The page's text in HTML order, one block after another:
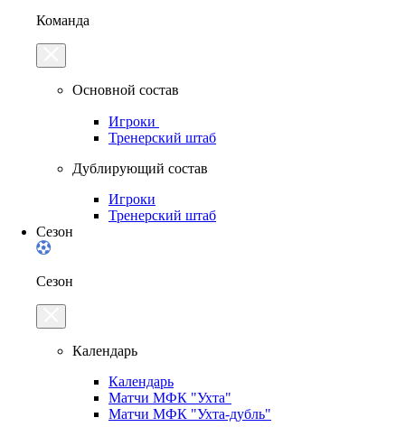
Команда
Основной состав
Игроки
Тренерский штаб
Дублирующий состав
Игроки
Тренерский штаб
Сезон
Сезон
Календарь
Календарь
Матчи МФК "Ухта"
Матчи МФК "Ухта-дубль"